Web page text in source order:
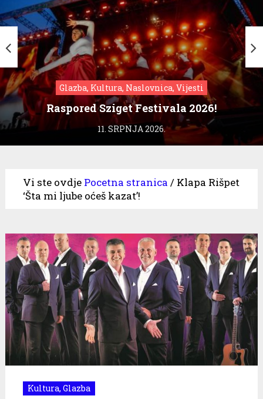
Glazba, Kultura, Naslovnica, Vijesti
Raspored Sziget Festivala 2026!
11. SRPNJA 2026.
Vi ste ovdje Pocetna stranica / Klapa Rišpet
‘Šta mi ljube oćeš kazat’!
Kultura, Glazba